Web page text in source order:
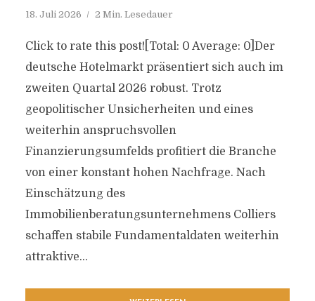
18. Juli 2026 2 Min. Lesedauer
Click to rate this post![Total: 0 Average: 0]Der
deutsche Hotelmarkt präsentiert sich auch im
zweiten Quartal 2026 robust. Trotz
geopolitischer Unsicherheiten und eines
weiterhin anspruchsvollen
Finanzierungsumfelds profitiert die Branche
von einer konstant hohen Nachfrage. Nach
Einschätzung des
Immobilienberatungsunternehmens Colliers
schaffen stabile Fundamentaldaten weiterhin
attraktive...